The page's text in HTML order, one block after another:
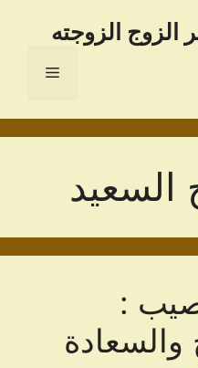
الزوج الزوجته
القائمة
السعيد
: